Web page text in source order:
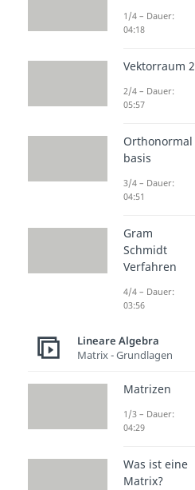
1/4 – Dauer:
04:18
Vektorraum 2
2/4 – Dauer:
05:57
Orthonormal
basis
3/4 – Dauer:
04:51
Gram
Schmidt
Verfahren
4/4 – Dauer:
03:56
Lineare Algebra
Matrix - Grundlagen
Matrizen
1/3 – Dauer:
04:29
Was ist eine
Matrix?